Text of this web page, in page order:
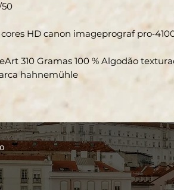
cores HD canon imageprograf
310 Gramas 100 % Algodão
hahnemühle